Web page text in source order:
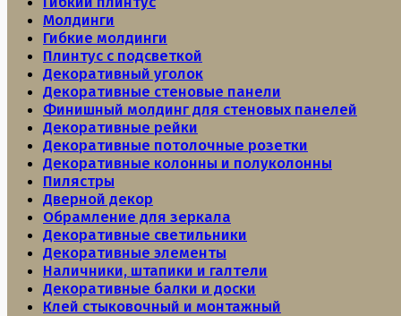
Молдинги
Гибкие молдинги
Плинтус с подсветкой
Декоративный уголок
Декоративные стеновые панели
Финишный молдинг для стеновых панелей
Декоративные рейки
Декоративные потолочные розетки
Декоративные колонны и полуколонны
Пилястры
Дверной декор
Обрамление для зеркала
Декоративные светильники
Декоративные элементы
Наличники, штапики и галтели
Декоративные балки и доски
Клей стыковочный и монтажный